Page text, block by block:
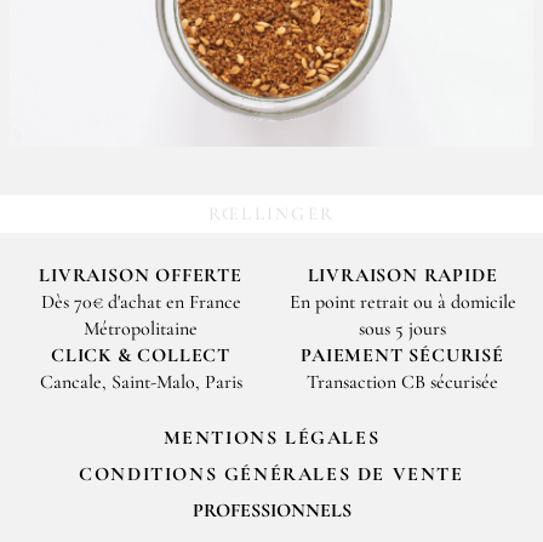
RŒLLINGER
LIVRAISON OFFERTE
Dès 70€ d'achat en France
Métropolitaine
LIVRAISON RAPIDE
En point retrait ou à domicile
sous 5 jours
CLICK & COLLECT
Cancale, Saint-Malo, Paris
PAIEMENT SÉCURISÉ
Transaction CB sécurisée
MENTIONS LÉGALES
CONDITIONS GÉNÉRALES DE VENTE
PROFESSIONNELS